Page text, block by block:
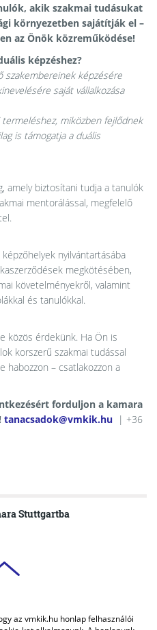
az vmkik.hu honlap felhasználói
akik szakmai tudásukat
környezetben sajátítják el –
az Önök közreműködése!
képzéshez?
szakembereinek képzésére
saját vállalkozása
miközben fejlődnek
is támogatja a duális
amely biztosítani tudja a tanulók
mentorálással, megfelelő
nyilvántartásába
megkötésében,
követelményekről, valamint
és tanulókkal.
közös érdekünk. Ha Ön is
korszerű szakmai tudással
habozzon – csatlakozzon a
forduljon a kamara
tanacsadok@vmkik.hu | +36
Stuttgartba